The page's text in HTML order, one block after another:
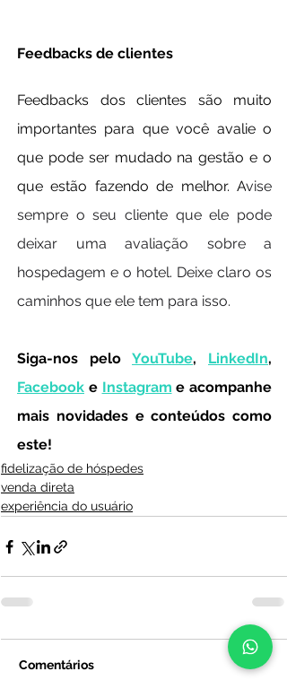
Feedbacks de clientes
Feedbacks dos clientes são muito
importantes para que você avalie o
que pode ser mudado na gestão e o
que estão fazendo de melhor. Avise
sempre o seu cliente que ele pode
deixar uma avaliação sobre a
hospedagem e o hotel. Deixe claro os
caminhos que ele tem para isso.
Siga-nos pelo YouTube, LinkedIn
Facebook e Instagram e acompanhe
mais novidades e conteúdos como
este!
fidelização de hóspedes
venda direta
experiência do usuário
Comentários